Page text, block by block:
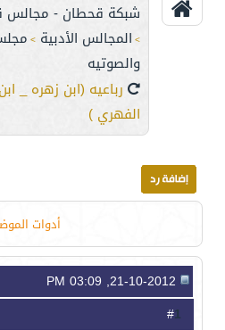
شبكة قحطان - مجالس
> المجالس الأدبية >
والصوتيه
رباعيه (ابن زهره _
الفهري )
أدوات
1